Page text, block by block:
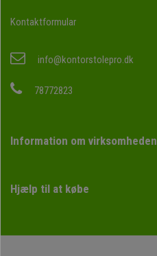
Kontaktformular
info@kontorstolepro.dk
78772823
Information om virksomheden
Hjælp til at købe